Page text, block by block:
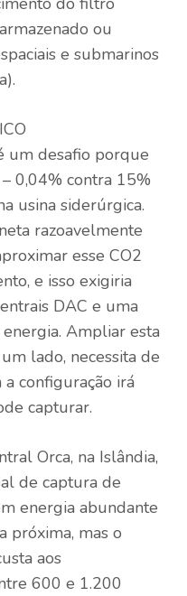
ou
e submarinos
um desafio porque
0,04% contra 15%
usina siderúrgica.
razoavelmente
esse CO2
e isso exigiria
DAC e uma
Ampliar esta
lado, necessita de
configuração irá
capturar.
Orca, na Islândia,
de captura de
energia abundante
próxima, mas o
aos
600 e 1.200